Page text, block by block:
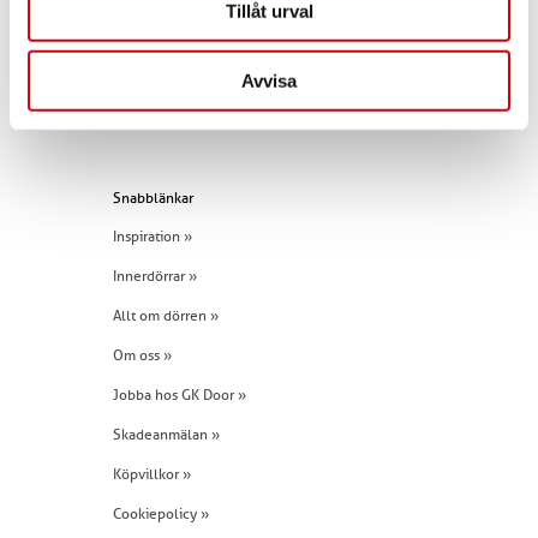
Tillåt urval
Avvisa
Kontakta oss
info@gkdoor.se
Tel:+46 (0)960 - 203 25
Snabblänkar
Inspiration »
Innerdörrar »
Allt om dörren »
Om oss »
Jobba hos GK Door »
Skadeanmälan »
Köpvillkor »
Cookiepolicy »